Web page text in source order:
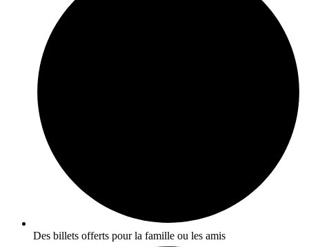
Des billets offerts pour la famille ou les amis